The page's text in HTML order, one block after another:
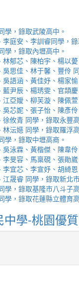
學，錄取武陵高中。
庭安、李訓睿同學，
學，錄取內壢高中。
郁芯、陳柏宇、楊以
思佳、林于馨、豐伶
語涵、黃佳妤、楊家
尹辰、楊琇雯、官頡
亞嬡、柳芙漩、陳佩
芯妮、張子怡、陳彥
攸青 同學，錄取永豐
沄嬨 同學，錄取羅浮
學，錄取中壢高商。
泳霖、黃楷傑、陳韋
旻容、馬稟硯、張勛
宜芯、李宣妤、胡綺
晟睿 同學，錄取新北
學，錄取基隆市八斗子
學，錄取花蓮縣立體育
學-桃園優